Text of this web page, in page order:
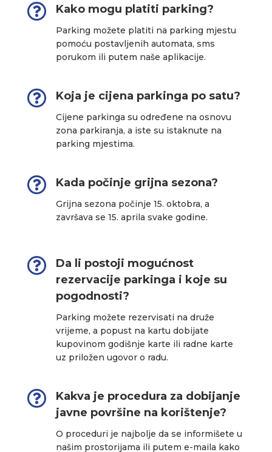
 Kako mogu platiti parking?
Parking možete platiti na parking mjestu
pomoću postavljenih automata, sms
porukom ili putem naše aplikacije.
 Koja je cijena parkinga po satu?
Cijene parkinga su određene na osnovu
zona parkiranja, a iste su istaknute na
parking mjestima.
 Kada počinje grijna sezona?
Grijna sezona počinje 15. oktobra, a
završava se 15. aprila svake godine.

Da li postoji mogućnost
rezervacije parkinga i koje su
pogodnosti?
Parking možete rezervisati na druže
vrijeme, a popust na kartu dobijate
kupovinom godišnje karte ili radne karte
uz priložen ugovor o radu.

Kakva je procedura za dobijanje
javne površine na korištenje?
O proceduri je najbolje da se informišete u
našim prostorijama ili putem e-maila kako